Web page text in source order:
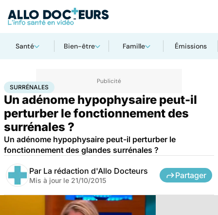
Santé Bien-être Famille Émissions
AccueilSantéSurrénales
SURRÉNALES
Un adénome hypophysaire peut-il
perturber le fonctionnement des
surrénales ?
Un adénome hypophysaire peut-il perturber le
fonctionnement des glandes surrénales ?
Par La rédaction d'Allo Docteurs
Mis à jour le 21/10/2015
Partager